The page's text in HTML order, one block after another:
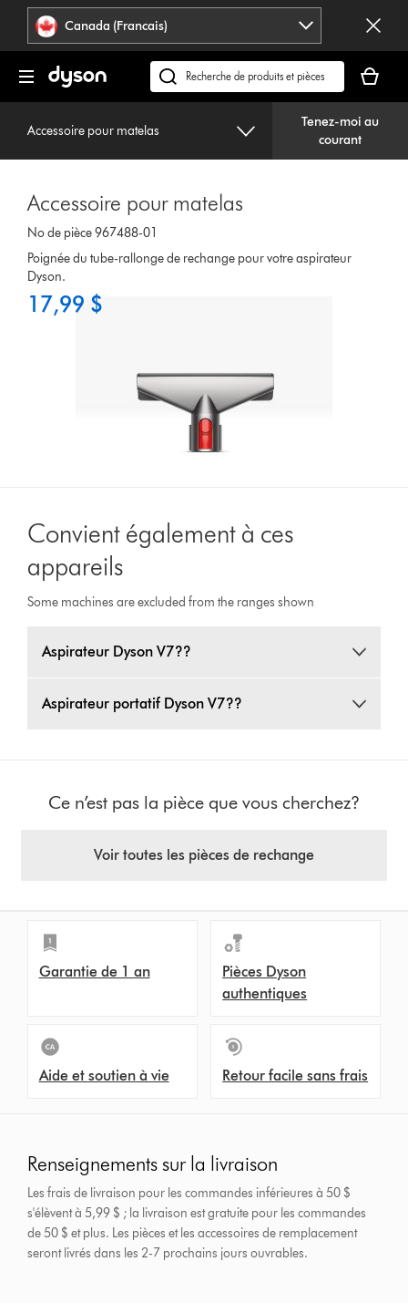
Veuillez
ou
appuyer
Déclaration
relative
à
l’accessibilité
Canada (Francais)
Recherchez
des
produits
support
site
panier
est
vide.
Accessoire pour matelas
Tenez-moi au
courant
Accessoire pour matelas
No de pièce 967488-01
Poignée du tube-rallonge de rechange pour votre aspirateur
Dyson.
17,99 $
Convient également à ces
appareils
Some machines are excluded from the ranges shown
Aspirateur Dyson V7??
Aspirateur portatif Dyson V7??
Ce n’est pas la pièce que vous cherchez?
Voir toutes les pièces de rechange
Garantie de 1 an
Pièces Dyson
authentiques
Aide et soutien à vie Retour facile sans frais
Renseignements sur la livraison
Les frais de livraison pour les commandes inférieures à 50 $
s'élèvent à 5,99 $ ; la livraison est gratuite pour les commandes
de 50 $ et plus. Les pièces et les accessoires de remplacement
seront livrés dans les 2-7 prochains jours ouvrables.